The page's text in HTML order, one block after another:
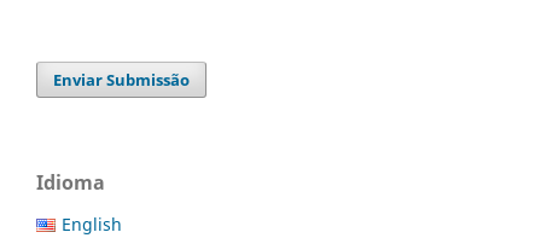
Enviar Submissão
Idioma
English